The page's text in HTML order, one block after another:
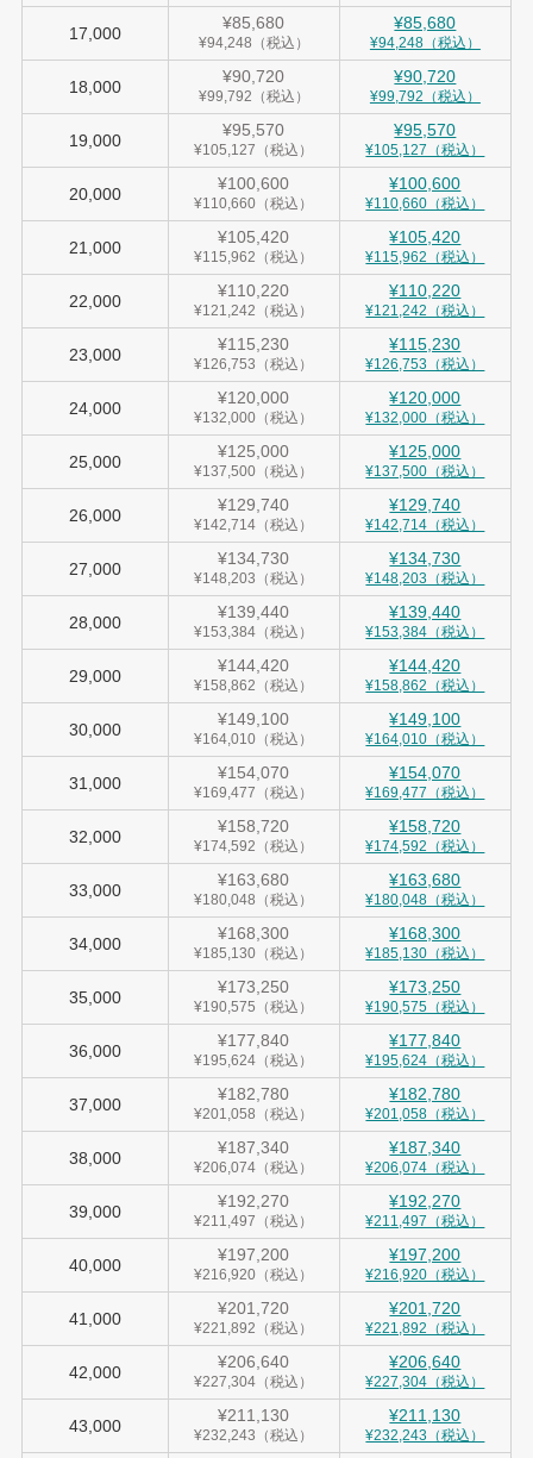
17,000
¥85,680
¥94,248（税込）
¥85,680
¥94,248（税込）
18,000
¥90,720
¥99,792（税込）
¥90,720
¥99,792（税込）
19,000
¥95,570
¥105,127（税込）
¥95,570
¥105,127（税込）
20,000
¥100,600
¥110,660（税込）
¥100,600
¥110,660（税込）
21,000
¥105,420
¥115,962（税込）
¥105,420
¥115,962（税込）
22,000
¥110,220
¥121,242（税込）
¥110,220
¥121,242（税込）
23,000
¥115,230
¥126,753（税込）
¥115,230
¥126,753（税込）
24,000
¥120,000
¥132,000（税込）
¥120,000
¥132,000（税込）
25,000
¥125,000
¥137,500（税込）
¥125,000
¥137,500（税込）
26,000
¥129,740
¥142,714（税込）
¥129,740
¥142,714（税込）
27,000
¥134,730
¥148,203（税込）
¥134,730
¥148,203（税込）
28,000
¥139,440
¥153,384（税込）
¥139,440
¥153,384（税込）
29,000
¥144,420
¥158,862（税込）
¥144,420
¥158,862（税込）
30,000
¥149,100
¥164,010（税込）
¥149,100
¥164,010（税込）
31,000
¥154,070
¥169,477（税込）
¥154,070
¥169,477（税込）
32,000
¥158,720
¥174,592（税込）
¥158,720
¥174,592（税込）
33,000
¥163,680
¥180,048（税込）
¥163,680
¥180,048（税込）
34,000
¥168,300
¥185,130（税込）
¥168,300
¥185,130（税込）
35,000
¥173,250
¥190,575（税込）
¥173,250
¥190,575（税込）
36,000
¥177,840
¥195,624（税込）
¥177,840
¥195,624（税込）
37,000
¥182,780
¥201,058（税込）
¥182,780
¥201,058（税込）
38,000
¥187,340
¥206,074（税込）
¥187,340
¥206,074（税込）
39,000
¥192,270
¥211,497（税込）
¥192,270
¥211,497（税込）
40,000
¥197,200
¥216,920（税込）
¥197,200
¥216,920（税込）
41,000
¥201,720
¥221,892（税込）
¥201,720
¥221,892（税込）
42,000
¥206,640
¥227,304（税込）
¥206,640
¥227,304（税込）
43,000
¥211,130
¥232,243（税込）
¥211,130
¥232,243（税込）